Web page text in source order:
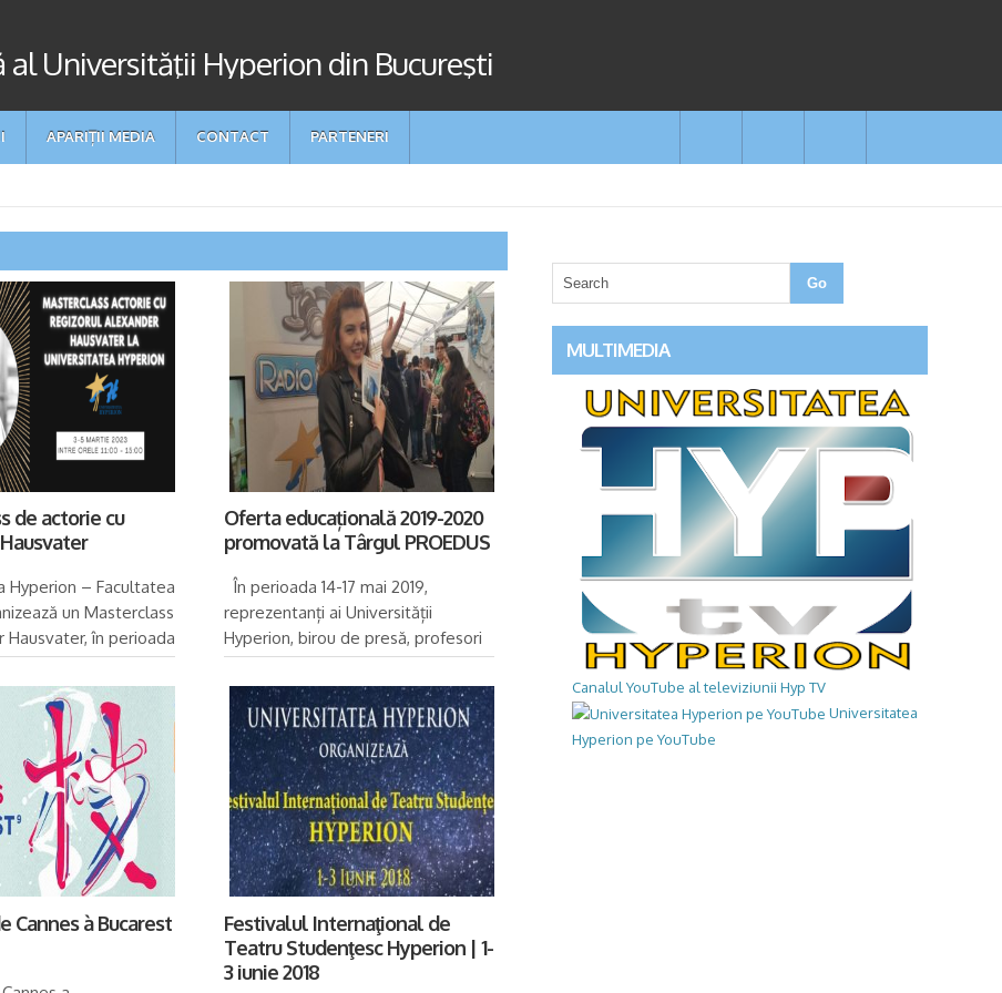
al Universităţii Hyperion din Bucureşti
APARIȚII MEDIA CONTACT PARTENERI
de actorie cu
Hyperion – Facultatea
un Masterclass
Hausvater, în perioada
zilnic între
Deoarece locurile
Oferta educațională 2019-2020
promovată la Târgul PROEDUS
În perioada 14-17 mai 2019,
reprezentanți ai Universității
Hyperion, birou de presă, profesori
și studenți prezintă oferta
educațională 2019-2020 la standul
nr 79, amenajat ...
Cannes à Bucarest
Festivalul Internaţional de
Teatru Studenţesc Hyperion | 1-
3 iunie 2018
MULTIMEDIA
Canalul YouTube al televiziunii Hyp TV
Universitatea
Hyperion pe YouTube